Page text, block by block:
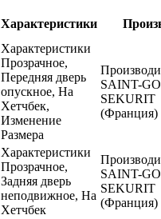
Характеристики
Характеристики
Прозрачное,
Передняя дверь
опускное, На
Хетчбек,
Изменение
Размера
SAINT-
SEKURIT
(Франция)
Характеристики
Прозрачное,
Задняя дверь
неподвижное, На
Хетчбек
SAINT-
SEKURIT
(Франция)